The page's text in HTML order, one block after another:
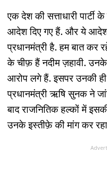
एक देश की सत्ताधारी
आदेश दिए गए हैं. और ये
प्रधानमंत्री है. हम बात कर
के चीफ़ हैं नदीम ज़हावी.
आरोप लगे हैं. इसपर उनकी
प्रधानमंत्री ऋषि सुनक ने
बाद राजनितिक हल्कों में
उनके इस्तीफ़े की मांग कर